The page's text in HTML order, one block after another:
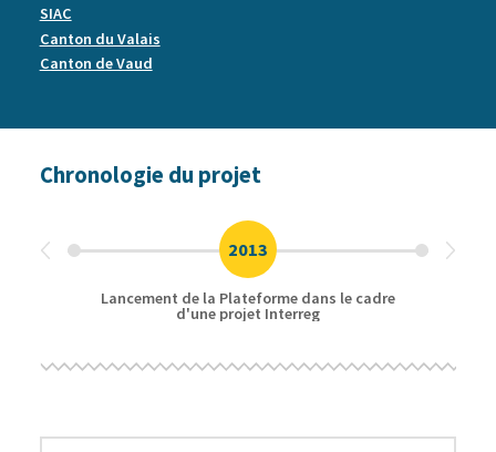
SIAC
Canton du Valais
Canton de Vaud
Chronologie du projet
2013
Lancement de la Plateforme dans le cadre
d'une projet Interreg